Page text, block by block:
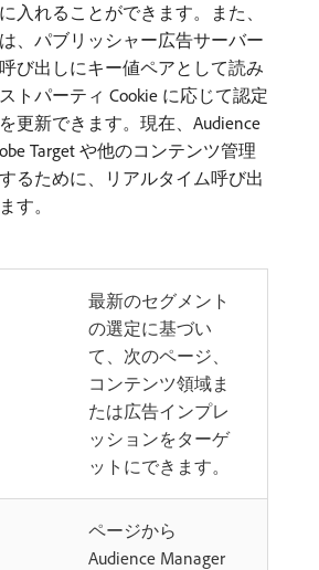
入れることができます。また、
、パブリッシャー広告サーバー
び出しにキー値ペアとして読み
トパーティ Cookie に応じて認定
更新できます。現在、Audience
Target や他のコンテンツ管理
るために、リアルタイム呼び出
す。
最新のセグメント
の選定に基づい
て、次のページ、
コンテンツ領域ま
たは広告インプレ
ッションをターゲ
ットにできます。
ページから
Audience Manager